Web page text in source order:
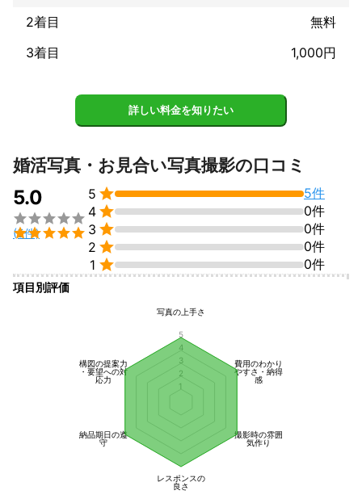
欠かさず、
・飲食/宿泊業でのイメージ/メニュー撮影
・製造業でのカタログ/イメージ撮影
・建築業での施工事例/イメージ撮影
アピールポイント
得意な撮影ジャンルは風景・住宅/建築・料理・スポーツです。
お客様にとっての『価値ある写真・映像』を提供することをポリ
シーに、
様々なご要望にお応えできるよう、知識、技術のアップデートを
常に『柔軟・誠実』を心がけて臨んでいます。
どうぞよろしくお願い致します。
2着目
無料
3着目
1,000円
詳しい料金を知りたい
婚活写真・お見合い写真撮影の口コミ
5.0


(5件)
5 
5件
4 
0件
3 
0件
2 
0件
1  0件
項目別評価
写真の上手さ
費用のわかり
やすさ・納得
感
撮影時の雰囲
気作り
レスポンスの
良さ
納品期日の遵
守
構図の提案力
・要望への対
応力
1
2
3
4
5